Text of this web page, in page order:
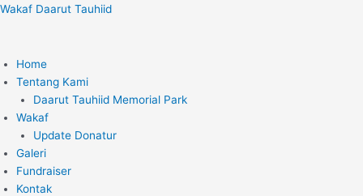
Lewati
Wakaf Daarut Tauhiid
Home
Tentang Kami
Daarut Tauhiid Memorial Park
Wakaf
Update Donatur
Galeri
Fundraiser
Kontak